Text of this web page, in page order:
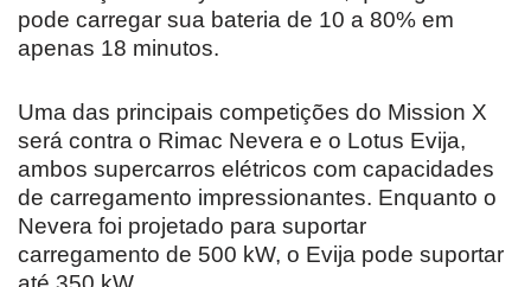
pode carregar sua bateria de 10 a 80% em
apenas 18 minutos.
Uma das principais competições do Mission X
será contra o Rimac Nevera e o Lotus Evija,
ambos supercarros elétricos com capacidades
de carregamento impressionantes. Enquanto o
Nevera foi projetado para suportar
carregamento de 500 kW, o Evija pode suportar